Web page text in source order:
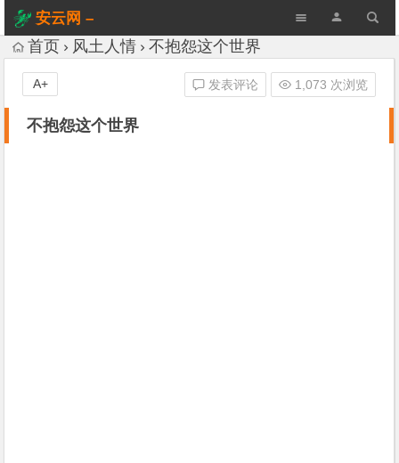
安云网 –
AnYun.ORG
首页 风土人情 不抱怨这个世界
不抱怨这个世界
发表评论 1,073 次浏览
A+